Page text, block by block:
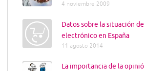
4 noviembre 2009
Datos sobre la situación
electrónico en España
11 agosto 2014
La importancia de la